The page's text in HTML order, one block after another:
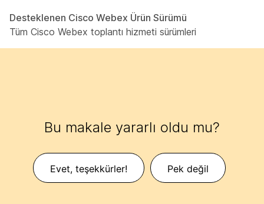
Desteklenen Cisco Webex Ürün Sürümü
Tüm Cisco Webex toplantı hizmeti sürümleri
Bu makale yararlı oldu mu?
Evet, teşekkürler! Pek değil